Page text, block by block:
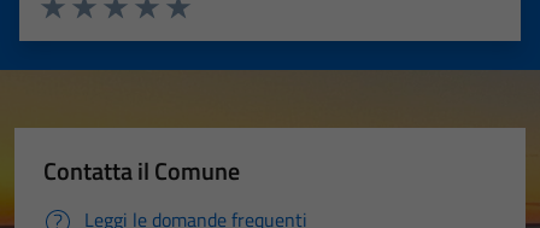
Valuta 5 stelle su 5
Valuta 4 stelle su 5
Valuta 3 stelle su 5
Valuta 2 stelle su 5
Valuta 1 stelle su 5
Contatta il Comune
Leggi le domande frequenti